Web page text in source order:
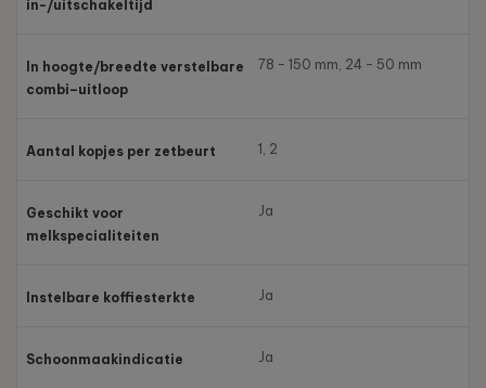
in-/uitschakeltijd
In hoogte/breedte verstelbare
combi–uitloop
78 – 150 mm, 24 – 50 mm
Aantal kopjes per zetbeurt 1, 2
Geschikt voor
melkspecialiteiten
Ja
Instelbare koffiesterkte Ja
Schoonmaakindicatie Ja